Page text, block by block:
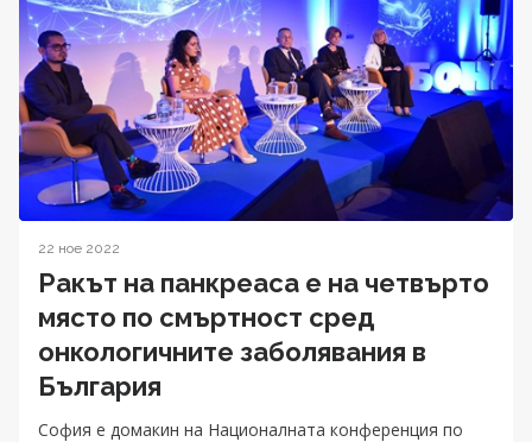
22 ное 2022
Ракът на панкреаса е на четвърто
място по смъртност сред
онкологичните заболявания в
България
София е домакин на Националната конференция по